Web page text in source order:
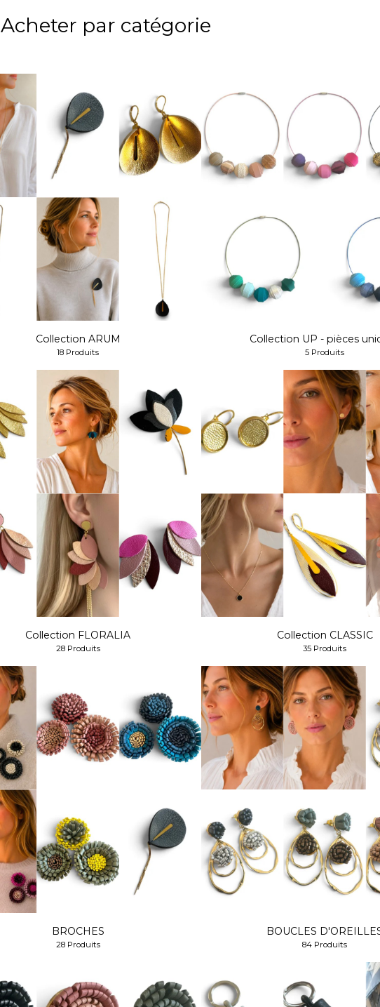
Acheter par catégorie
Collection ARUM
18 Produits
Collection UP - pièces
5 Produits
Collection FLORALIA
28 Produits
Collection CLASSIC
35 Produits
BROCHES
28 Produits
BOUCLES
84 Produits